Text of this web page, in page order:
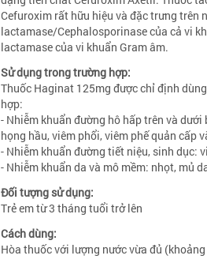
Cefuroxim rất hữu hiệu và đặc trưng trên
lactamase/Cephalosporinase của cả vi
lactamase của vi khuẩn Gram âm.
Sử dụng trong trường hợp:
Thuốc Haginat 125mg được chỉ định
hợp:
- Nhiễm khuẩn đường hô hấp trên và
họng hầu, viêm phổi, viêm phế quản cấp
- Nhiễm khuẩn đường tiết niệu, sinh dục:
- Nhiễm khuẩn da và mô mềm: nhọt, mủ
Đối tượng sử dụng:
Trẻ em từ 3 tháng tuổi trở lên
Cách dùng:
Hòa thuốc với lượng nước vừa đủ